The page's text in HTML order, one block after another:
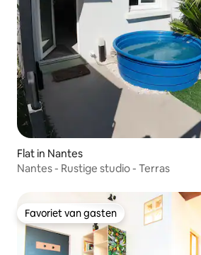
Flat in Nantes
Nantes - Rustige studio - Terras
Favoriet van gasten
Favoriet van gasten